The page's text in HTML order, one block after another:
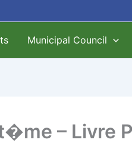
Municipal Council
– Livre